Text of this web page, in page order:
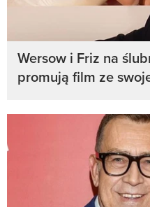
Wersow i Friz na
promują film ze